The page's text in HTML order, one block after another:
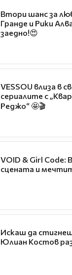
Втори шанс за
Гранде и Рики
заедно!😍
VESSOU влиза в
сериалите с
Реджо“ 🤩🎬
VOID & Girl Code:
сцената и
Искаш да
Юлиан Костов